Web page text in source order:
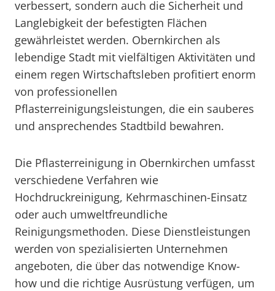
verbessert, sondern auch die Sicherheit und
Langlebigkeit der befestigten Flächen
gewährleistet werden. Obernkirchen als
lebendige Stadt mit vielfältigen Aktivitäten und
einem regen Wirtschaftsleben profitiert enorm
von professionellen
Pflasterreinigungsleistungen, die ein sauberes
und ansprechendes Stadtbild bewahren.
Die Pflasterreinigung in Obernkirchen umfasst
verschiedene Verfahren wie
Hochdruckreinigung, Kehrmaschinen-Einsatz
oder auch umweltfreundliche
Reinigungsmethoden. Diese Dienstleistungen
werden von spezialisierten Unternehmen
angeboten, die über das notwendige Know-
how und die richtige Ausrüstung verfügen, um